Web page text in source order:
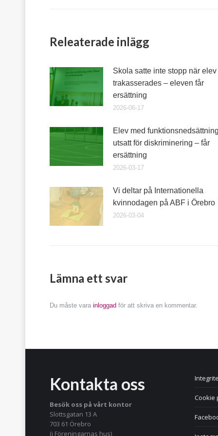
Releaterade inlägg
Skola satte inte stopp när elev
trakasserades – eleven får
ersättning
2026-06-17
Elev med funktionsnedsättning
utsatt för diskriminering – får
ersättning
2026-03-17
Vi deltar på Internationella
kvinnodagen på ABF i Örebro
2026-03-04
Lämna ett svar
Du måste vara inloggad för att skriva en kommentar.
Kontakta oss
Besök oss på vårt kontor
Slottsgatan 13 A
703 61 Örebro
(i Föreningarnas hus)
Cookie